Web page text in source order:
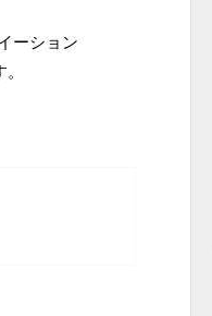
ーション